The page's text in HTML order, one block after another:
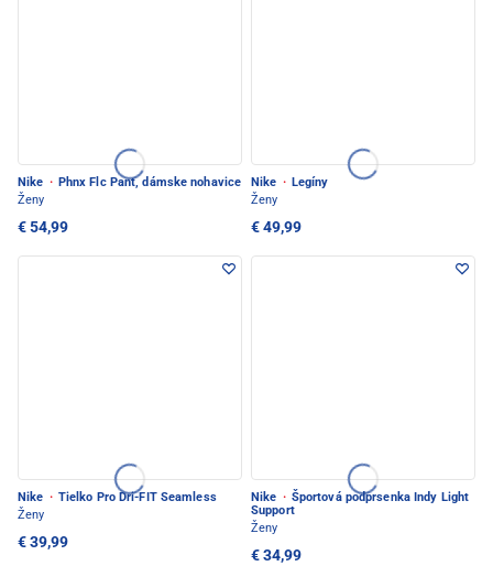
Nike · Phnx Flc Pant, dámske nohavice
Ženy
€ 54,99
Nike · Legíny
Ženy
€ 49,99
Nike · Tielko Pro Dri-FIT Seamless
Ženy
€ 39,99
Nike · Športová podprsenka Indy Light
Support
Ženy
€ 34,99